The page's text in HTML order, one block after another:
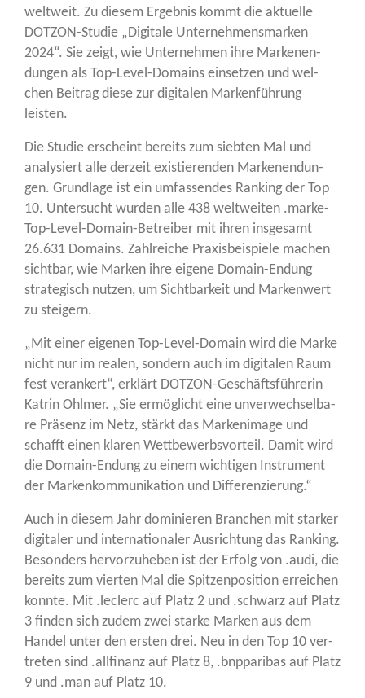
welt­weit. Zu die­sem Ergeb­nis kommt die aktu­el­le
DOT­ZON-Stu­die „Digi­ta­le Unter­neh­mens­mar­ken
2024“. Sie zeigt, wie Unter­neh­men ihre Mar­ken­en­
dun­gen als Top-Level-Domains ein­set­zen und wel­
chen Bei­trag die­se zur digi­ta­len Mar­ken­füh­rung
leisten.
Die Stu­die erscheint bereits zum sieb­ten Mal und
ana­ly­siert alle der­zeit exis­tie­ren­den Mar­ken­en­dun­
gen. Grund­la­ge ist ein umfas­sen­des Ran­king der Top
10. Unter­sucht wur­den alle 438 welt­wei­ten .mar­ke-
Top-Level-Domain-Betrei­ber mit ihren ins­ge­samt
26.631 Domains. Zahl­rei­che Pra­xis­bei­spie­le machen
sicht­bar, wie Mar­ken ihre eige­ne Domain-Endung
stra­te­gisch nut­zen, um Sicht­bar­keit und Mar­ken­wert
zu steigern.
„Mit einer eige­nen Top-Level-Domain wird die Mar­ke
nicht nur im rea­len, son­dern auch im digi­ta­len Raum
fest ver­an­kert“, erklärt DOT­ZON-Geschäfts­füh­re­rin
Kat­rin Ohl­mer. „Sie ermög­licht eine unver­wech­sel­ba­
re Prä­senz im Netz, stärkt das Mar­ken­image und
schafft einen kla­ren Wett­be­werbs­vor­teil. Damit wird
die Domain-Endung zu einem wich­ti­gen Instru­ment
der Mar­ken­kom­mu­ni­ka­ti­on und Differenzierung.“
Auch in die­sem Jahr domi­nie­ren Bran­chen mit star­ker
digi­ta­ler und inter­na­tio­na­ler Aus­rich­tung das Ran­king.
Beson­ders her­vor­zu­he­ben ist der Erfolg von .audi, die
bereits zum vier­ten Mal die Spit­zen­po­si­ti­on errei­chen
konn­te. Mit .leclerc auf Platz 2 und .schwarz auf Platz
3 fin­den sich zudem zwei star­ke Mar­ken aus dem
Han­del unter den ers­ten drei. Neu in den Top 10 ver­
tre­ten sind .all­fi­nanz auf Platz 8, .bnppa­ri­bas auf Platz
9 und .man auf Platz 10.